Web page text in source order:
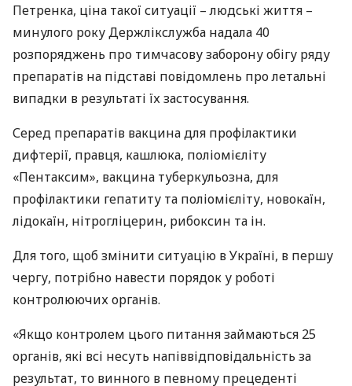
Петренка, ціна такої ситуації – людські життя –
минулого року Держлікслужба надала 40
розпоряджень про тимчасову заборону обігу ряду
препаратів на підставі повідомлень про летальні
випадки в результаті їх застосування.
Серед препаратів вакцина для профілактики
дифтерії, правця, кашлюка, поліомієліту
«Пентаксим», вакцина туберкульозна, для
профілактики гепатиту та поліомієліту, новокаїн,
лідокаїн, нітрогліцерин, рибоксин та ін.
Для того, щоб змінити ситуацію в Україні, в першу
чергу, потрібно навести порядок у роботі
контролюючих органів.
«Якщо контролем цього питання займаються 25
органів, які всі несуть напіввідповідальність за
результат, то винного в певному прецеденті